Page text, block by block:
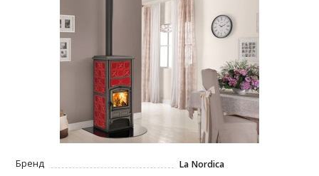
Бренд
La Nordica